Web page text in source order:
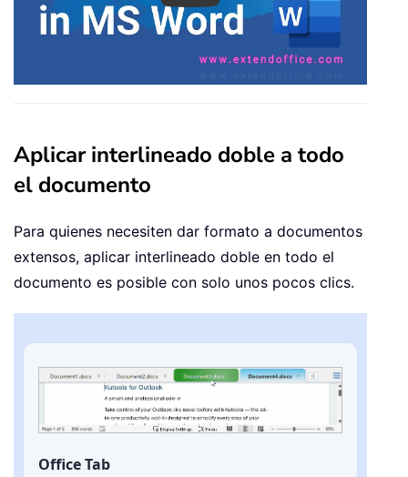
Aplicar interlineado doble a todo
el documento
Para quienes necesiten dar formato a documentos
extensos, aplicar interlineado doble en todo el
documento es posible con solo unos pocos clics.
Office Tab